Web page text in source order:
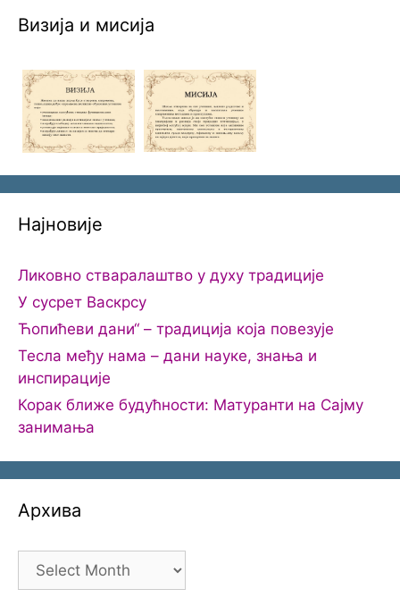
Визија и мисија
Најновије
Ликовно стваралаштво у духу традиције
У сусрет Васкрсу
Ћопићеви дани“ – традиција која повезује
Тесла међу нама – дани науке, знања и
инспирације
Корак ближе будућности: Матуранти на Сајму
занимања
Архива
Архива